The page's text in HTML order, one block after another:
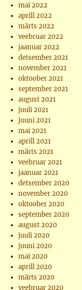
mai 2022
aprill 2022
märts 2022
veebruar 2022
jaanuar 2022
detsember 2021
november 2021
oktoober 2021
september 2021
august 2021
juuli 2021
juuni 2021
mai 2021
aprill 2021
märts 2021
veebruar 2021
jaanuar 2021
detsember 2020
november 2020
oktoober 2020
september 2020
august 2020
juuli 2020
juuni 2020
mai 2020
aprill 2020
märts 2020
veebruar 2020